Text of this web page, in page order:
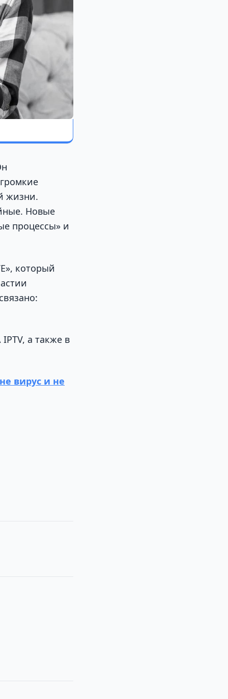
жизни.
Новые
процессы» и
который
а также в
вирус и не